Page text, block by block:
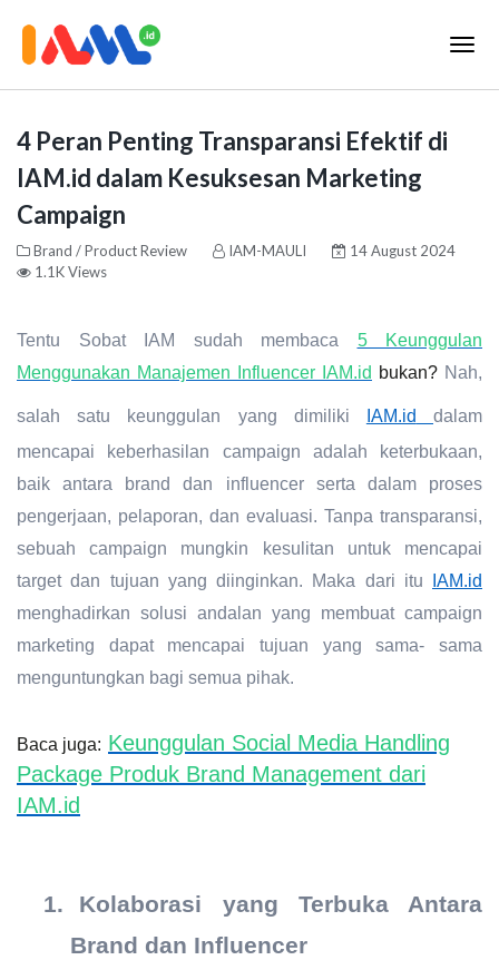
4 Peran Penting Transparansi Efektif di
IAM.id dalam Kesuksesan Marketing
Campaign
Brand / Product Review IAM-MAULI
14 August 2024
1.1K Views
Tentu Sobat IAM sudah membaca 5 Keunggulan
Menggunakan Manajemen Influencer IAM.id bukan? Nah,
salah satu keunggulan yang dimiliki IAM.id
dalam
mencapai keberhasilan campaign adalah keterbukaan,
baik antara brand dan influencer serta dalam proses
pengerjaan, pelaporan, dan evaluasi. Tanpa transparansi,
sebuah campaign mungkin kesulitan untuk mencapai
target dan tujuan yang diinginkan. Maka dari itu
IAM.id
menghadirkan solusi andalan yang membuat campaign
marketing dapat mencapai tujuan yang sama- sama
menguntungkan bagi semua pihak.
Baca juga: Keunggulan Social Media Handling
Package Produk Brand Management dari
IAM.id
1.
Kolaborasi yang Terbuka Antara
Brand dan Influencer